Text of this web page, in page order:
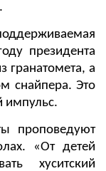
президента
гранатомета, а
снайпера. Это
импульс.
проповедуют
«От детей
хуситский